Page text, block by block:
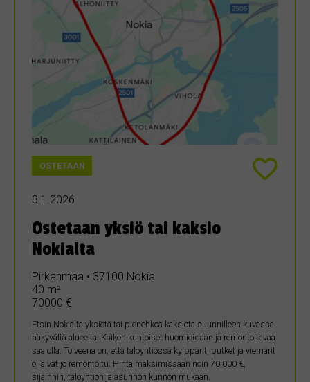
OSTETAAN
3.1.2026
Ostetaan yksiö tai kaksio
Nokialta
Pirkanmaa • 37100 Nokia
40 m²
70000 €
Etsin Nokialta yksiötä tai pienehköä kaksiota suunnilleen kuvassa
näkyvältä alueelta. Kaiken kuntoiset huomioidaan ja remontoitavaa
saa olla. Toiveena on, että taloyhtiössä kylppärit, putket ja viemärit
olisivat jo remontoitu. Hinta maksimissaan noin 70 000 €,
sijainnin, taloyhtiön ja asunnon kunnon mukaan.